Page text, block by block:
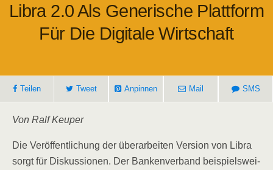
Libra 2.0 Als Gene­ri­sche Platt­form
Für Die Digi­ta­le Wirtschaft
Tei­len Tweet Anpin­nen Mail SMS
Von Ralf Keuper
Die Ver­öf­fent­li­chung der über­ar­bei­ten Ver­si­on von Libra
sorgt für Dis­kus­sio­nen. Der Ban­ken­ver­band bei­spiels­wei­